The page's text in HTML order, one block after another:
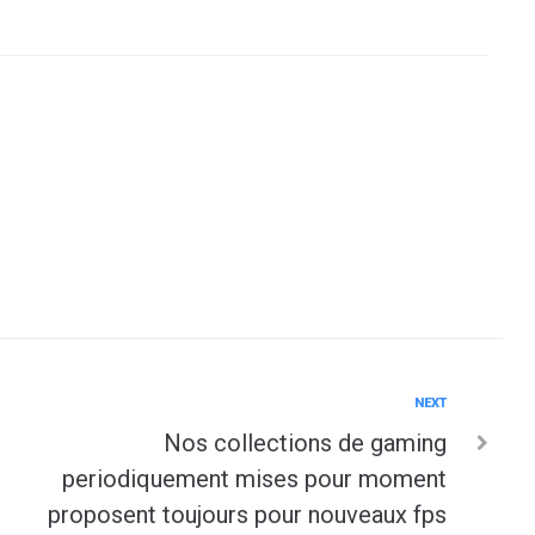
NEXT
Nos collections de gaming
periodiquement mises pour moment
proposent toujours pour nouveaux fps